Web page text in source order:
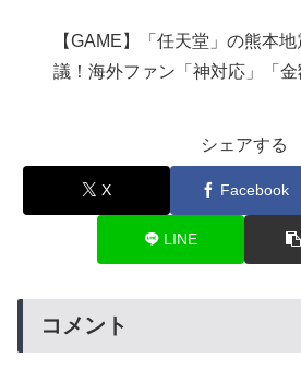
【GAME】「任天堂」の熊本
議！海外ファン「神対応」「
シェアする
X Facebook
LINE
コメント